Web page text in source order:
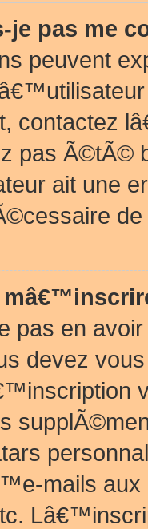
je pas me
peuvent
contactez
pas Ã©tÃ©
ait une
de
pas en
devez
mails